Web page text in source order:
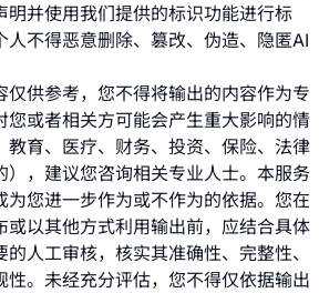
明并使用我们提供的标识功能进行标
人不得恶意删除、篡改、伪造、隐匿AI
仅供参考，您不得将输出的内容作为专
您或者相关方可能会产生重大影响的情
教育、医疗、财务、投资、保险、法律
），建议您咨询相关专业人士。本服务
为您进一步作为或不作为的依据。您在
或以其他方式利用输出前，应结合具体
人工审核，核实其准确性、完整性、
性。未经充分评估，您不得仅依据输出